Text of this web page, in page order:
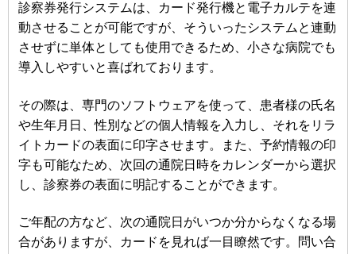
診察券発行システムは、カード発行機と電子カルテを連
動させることが可能ですが、そういったシステムと連動
させずに単体としても使用できるため、小さな病院でも
導入しやすいと喜ばれております。
その際は、専門のソフトウェアを使って、患者様の氏名
や生年月日、性別などの個人情報を入力し、それをリラ
イトカードの表面に印字させます。また、予約情報の印
字も可能なため、次回の通院日時をカレンダーから選択
し、診察券の表面に明記することができます。
ご年配の方など、次の通院日がいつか分からなくなる場
合がありますが、カードを見れば一目瞭然です。問い合